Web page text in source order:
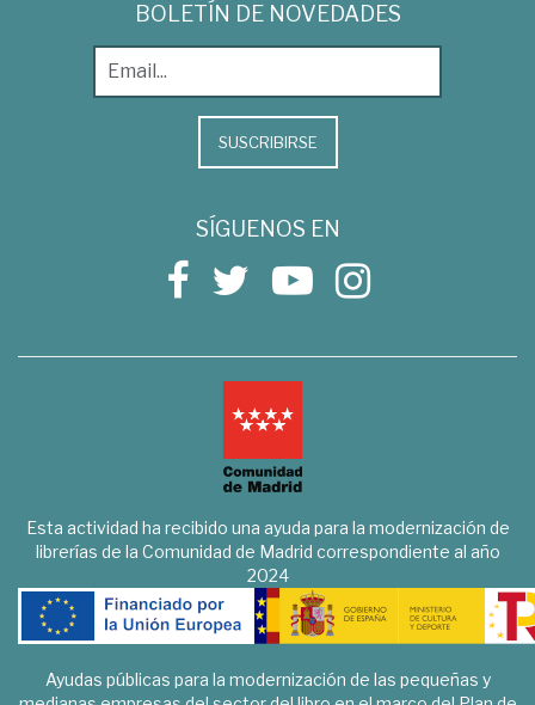
BOLETÍN DE NOVEDADES
SUSCRIBIRSE
SÍGUENOS EN
Esta actividad ha recibido una ayuda para la modernización de
librerías de la Comunidad de Madrid correspondiente al año
2024
Ayudas públicas para la modernización de las pequeñas y